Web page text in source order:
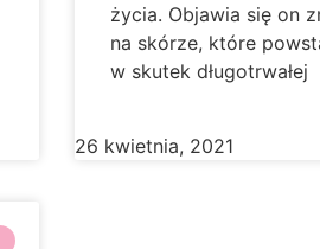
życia. Objawia się on
na skórze, które
w skutek długotrwałej
26 kwietnia, 2021